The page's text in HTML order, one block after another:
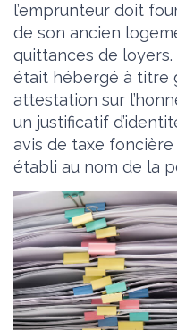
l’emprunteur doit
de son ancien
quittances de
était hébergé à titre
attestation sur
un justificatif
avis de taxe foncière
établi au nom de la